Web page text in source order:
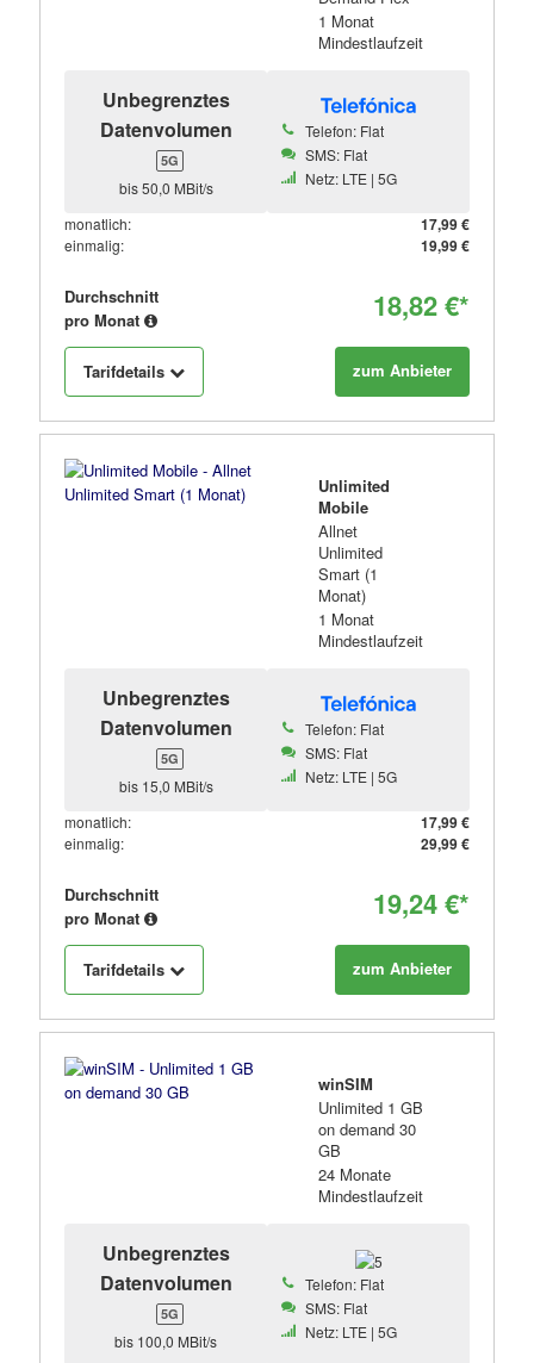
1 Monat
Mindestlaufzeit
Unbegrenztes
Datenvolumen
5G
bis 50,0 MBit/s
Telefon: Flat
SMS: Flat
Netz: LTE | 5G
monatlich: 17,99 €
einmalig: 19,99 €
Durchschnitt
pro Monat
18,82 €*
Tarifdetails zum Anbieter
Unlimited
Mobile
Allnet
Unlimited
Smart (1
Monat)
1 Monat
Mindestlaufzeit
Unbegrenztes
Datenvolumen
5G
bis 15,0 MBit/s
Telefon: Flat
SMS: Flat
Netz: LTE | 5G
monatlich: 17,99 €
einmalig: 29,99 €
Durchschnitt
pro Monat
19,24 €*
Tarifdetails zum Anbieter
winSIM
Unlimited 1 GB
on demand 30
GB
24 Monate
Mindestlaufzeit
Unbegrenztes
Datenvolumen
5G
bis 100,0 MBit/s
Telefon: Flat
SMS: Flat
Netz: LTE | 5G